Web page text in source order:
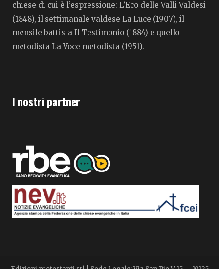
chiese di cui è l’espressione: L’Eco delle Valli Valdesi
(1848), il settimanale valdese La Luce (1907), il
mensile battista Il Testimonio (1884) e quello
metodista La Voce metodista (1951).
I nostri partner